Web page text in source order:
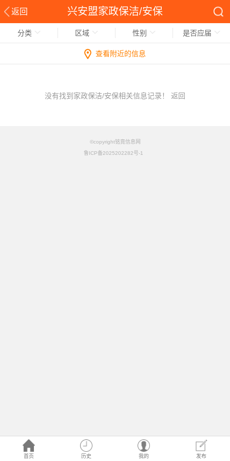
返回 兴安盟家政保洁/安保
首页 历史 我的 发布
分类 区域 性别 是否应届
查看附近的信息
没有找到家政保洁/安保相关信息记录！ 返回
©copyright铭竟信息网
鲁ICP备2025202282号-1